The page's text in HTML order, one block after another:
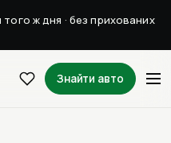
ж дня · без прихованих
Знайти авто